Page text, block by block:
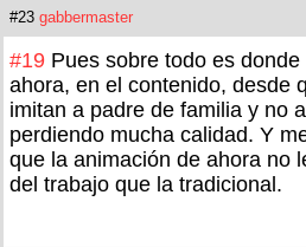
#23 gabbermaster
#19 Pues sobre todo es
ahora, en el contenido, desde
imitan a padre de familia y no
perdiendo mucha calidad. Y
que la animación de ahora no
del trabajo que la tradicional.